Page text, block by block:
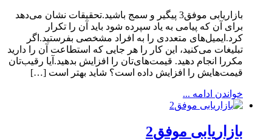
بازاریابی موفق3 پیگیر و سمج باشید.تحقیقات نشان می‌دهد
برای آن که پیامی به یاد سپرده شود باید آن را تکرار
کرد.ایمیل‌های متعددی را به افراد مشخصی بفرستید.اگر
تبلیغات می‌کنید، این کار را هر جایی که استطاعت آن را دارید
مکررا انجام دهید. قیمت‌های‌تان را افزایش بدهید.آیا رقیب‌تان
قیمت‌هایش را افزایش داده است؟ شاید بهتر است […]
خواندن ادامه ...
بازاریابی موفق2